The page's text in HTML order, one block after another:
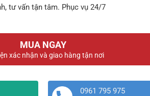
tư vấn tận tâm. Phục vụ 24/7
MUA NGAY
xác nhận và giao hàng tận nơi
0961 795 975